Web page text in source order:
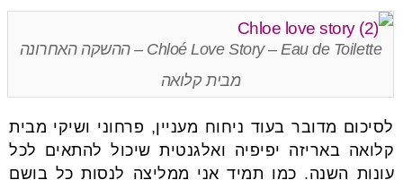
Chloé Love Story – Eau de Toilette – ההשקה האחרונה
מבית קלואה
לסיכום מדובר בעוד ניחוח מעניין, פרחוני ושיקי מבית
קלואה באריזה יפיפיה ואלגנטית שיכול להתאים לכל
עונות השנה. כמו תמיד אני ממליצה לנסות כל בושם